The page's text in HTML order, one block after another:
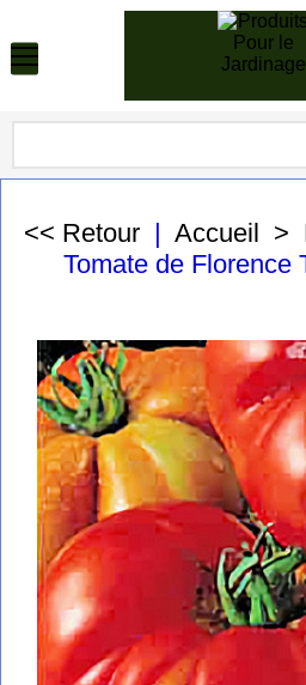
<< Retour | Accueil >
Tomate de Florence